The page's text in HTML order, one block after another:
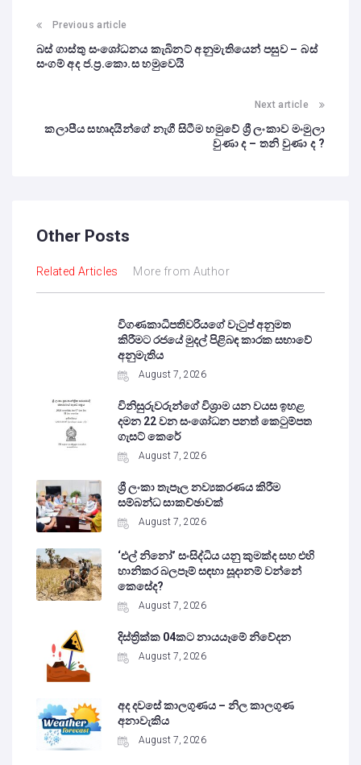
Previous article
බස් ගාස්තු සංශෝධනය කැබිනට් අනුමැතියෙන් පසුව – බස්
සංගම් අද ජ.ප්‍ර.කො.ස හමුවෙයි
Next article
කලාපීය සහෘදයින්ගේ නැගී සිටීම හමුවේ ශ්‍රී ලංකාව මංමුලා
වුණා ද – තනි වුණා ද ?
Other Posts
Related Articles More from Author
විගණකාධිපතිවරියගේ වැටුප් අනුමත
කිරීමට රජයේ මුදල් පිළිබඳ කාරක සභාවේ
අනුමැතිය
August 7, 2026
විනිසුරුවරුන්ගේ විශ්‍රාම යන වයස ඉහළ
දමන 22 වන සංශෝධන පනත් කෙටුම්පත
ගැසට් කෙරේ
August 7, 2026
ශ්‍රී ලංකා තැපෑල නව්‍යකරණය කිරීම
සම්බන්ධ සාකච්ඡාවක්
August 7, 2026
‘එල් නිනෝ’ සංසිද්ධිය යනු කුමක්ද සහ එහි
හානිකර බලපෑම් සඳහා සූදානම් වන්නේ
කෙසේද?
August 7, 2026
දිස්ත්‍රික්ක 04කට නායයෑමේ නිවේදන
August 7, 2026
අද දවසේ කාලගුණය – නිල කාලගුණ
අනාවැකිය
August 7, 2026